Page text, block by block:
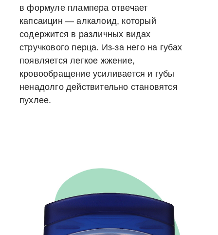
в формуле плампера отвечает
капсаицин — алкалоид, который
содержится в различных видах
стручкового перца. Из-за него на губах
появляется легкое жжение,
кровообращение усиливается и губы
ненадолго действительно становятся
пухлее.